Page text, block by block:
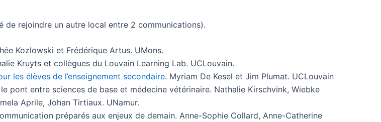
de rejoindre un autre local entre 2 communications).
Kozlowski et Frédérique Artus. UMons.
Kruyts et collègues du Louvain Learning Lab. UCLouvain.
les élèves de l’enseignement secondaire. Myriam De Kesel et Jim Plumat. UCLouvain
pont entre sciences de base et médecine vétérinaire. Nathalie Kirschvink, Wiebke
Aprile, Johan Tirtiaux. UNamur.
préparés aux enjeux de demain. Anne-Sophie Collard, Anne-Catherine